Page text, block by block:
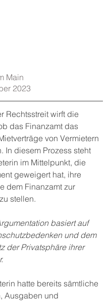
Main
2023
Rechtsstreit wirft die
das Finanzamt das
von Vermietern
In diesem Prozess steht
im Mittelpunkt, die
geweigert hat, ihre
dem Finanzamt zur
stellen.
basiert auf
und dem
der Privatsphäre ihrer
hatte bereits sämtliche
Ausgaben und